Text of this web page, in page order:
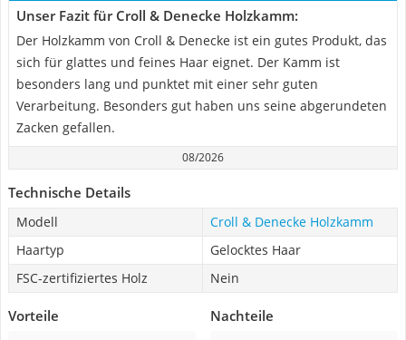
Unser Fazit für Croll & Denecke Holzkamm:
Der Holzkamm von Croll & Denecke ist ein gutes Produkt, das
sich für glattes und feines Haar eignet. Der Kamm ist
besonders lang und punktet mit einer sehr guten
Verarbeitung. Besonders gut haben uns seine abgerundeten
Zacken gefallen.
08/2026
Technische Details
Modell
Croll & Denecke Holzkamm
Haartyp
Gelocktes Haar
FSC-zertifiziertes Holz
Nein
Vorteile Nachteile